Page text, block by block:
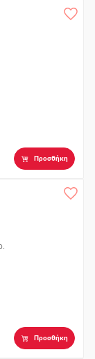
Προσθήκη
Προσθήκη